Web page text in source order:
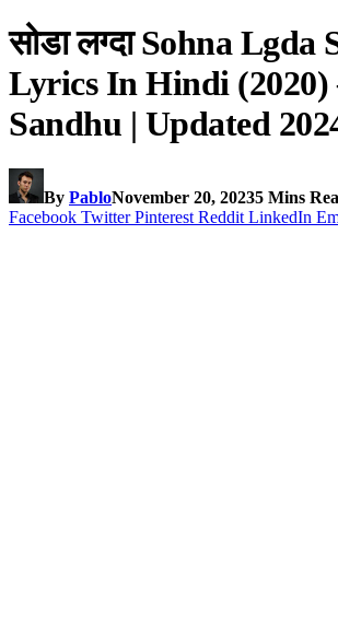
सोडा लग्दा Sohna Lgda
Lyrics In Hindi (2020)
Sandhu | Updated
By PabloNovember 20, 20235 Mins
Facebook Twitter Pinterest Reddit LinkedIn